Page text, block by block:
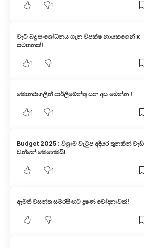
1
වැට් බදු සංශෝධනය ගැන විපක්ෂ නායකගෙන් x
සටහනක්!
1
මොනරාගලින් පාර්ලිමේන්තු යන අය මෙන්න !
1 1
Budget 2025 : විශ්‍රාම වැටුප අදියර තුනකින් වැඩි
වන්නේ මෙහෙමයි!
1
ඇමති වසන්ත සමරසිංහට දූෂණ චෝදනාවක්!